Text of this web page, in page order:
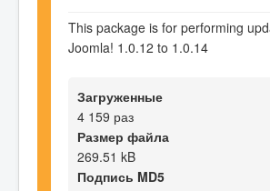
This package is for performing
Joomla! 1.0.12 to 1.0.14
Загруженные
4 159 раз
Размер файла
269.51 kB
Подпись MD5